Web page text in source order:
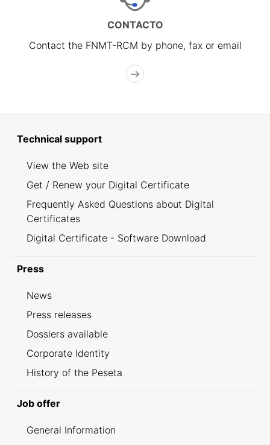
CONTACTO
Contact the FNMT-RCM by phone, fax or email
Technical support
View the Web site
Get / Renew your Digital Certificate
Frequently Asked Questions about Digital
Certificates
Digital Certificate - Software Download
Press
News
Press releases
Dossiers available
Corporate Identity
History of the Peseta
Job offer
General Information